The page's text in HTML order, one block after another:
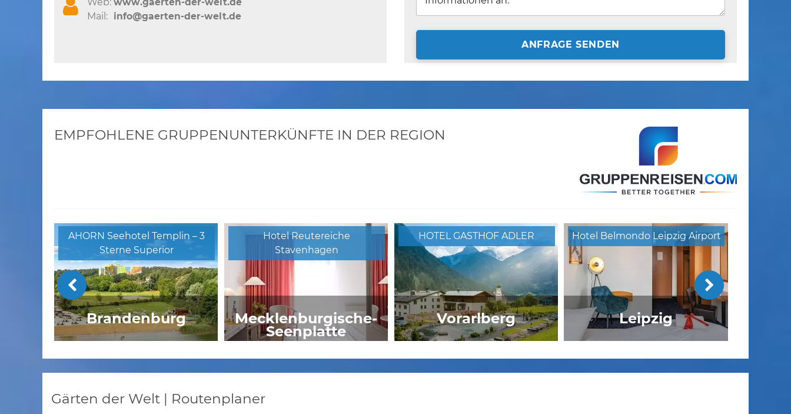
Web: www.gaerten-der-welt.de
Mail: info@gaerten-der-welt.de
ANFRAGE SENDEN
EMPFOHLENE GRUPPENUNTERKÜNFTE IN DER REGION
AHORN Seehotel Templin – 3
Sterne Superior
Brandenburg
Hotel Reutereiche
Stavenhagen
Mecklenburgische-
Seenplatte
HOTEL GASTHOF ADLER
Vorarlberg
Hotel Belmondo Leipzig Airport
Leipzig
Gärten der Welt | Routenplaner